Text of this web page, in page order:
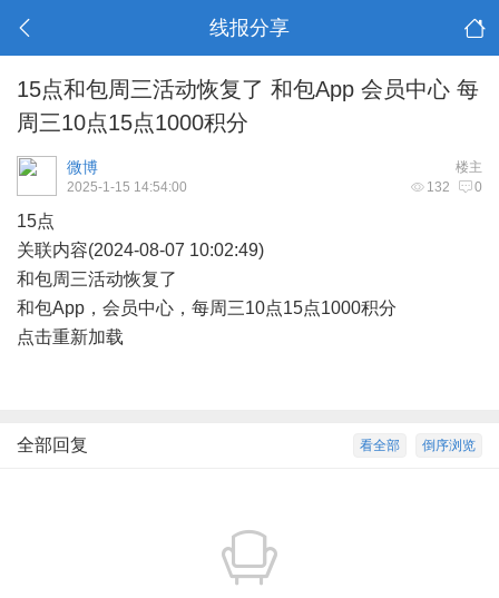
线报分享
15点和包周三活动恢复了 和包App 会员中心 每
周三10点15点1000积分
楼主
微博
132 0
2025-1-15 14:54:00
15点
关联内容(2024-08-07 10:02:49)
和包周三活动恢复了
和包App，会员中心，每周三10点15点1000积分
点击重新加载
倒序浏览
看全部
全部回复